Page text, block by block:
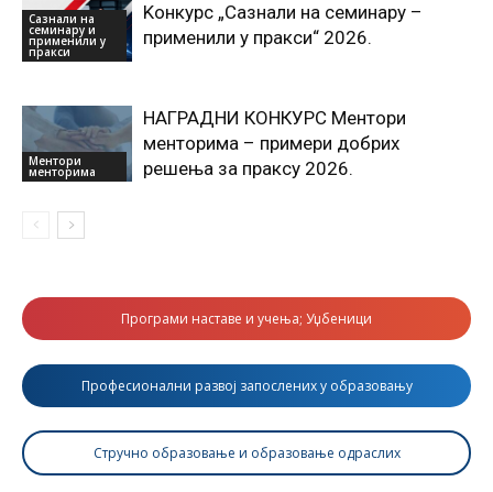
Сазнали на
семинару и
применили у
пракси
Kонкурс „Сазнали на семинару –
применили у пракси“ 2026.
Ментори
менторима
НАГРАДНИ КОНКУРС Ментори
менторима – примери добрих
решења за праксу 2026.
Програми наставе и учења; Уџбеници
Професионални развој запослених у образовању
Стручно образовање и образовање одраслих